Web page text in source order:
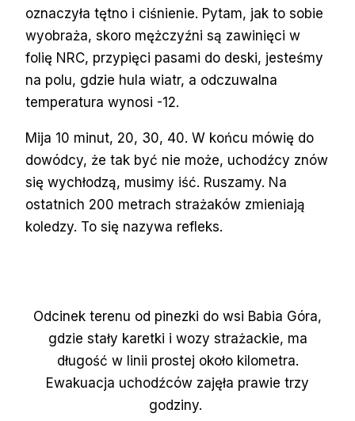
oznaczyła tętno i ciśnienie. Pytam, jak to sobie
wyobraża, skoro mężczyźni są zawinięci w
folię NRC, przypięci pasami do deski, jesteśmy
na polu, gdzie hula wiatr, a odczuwalna
temperatura wynosi -12.
Mija 10 minut, 20, 30, 40. W końcu mówię do
dowódcy, że tak być nie może, uchodźcy znów
się wychłodzą, musimy iść. Ruszamy. Na
ostatnich 200 metrach strażaków zmieniają
koledzy. To się nazywa refleks.
Odcinek terenu od pinezki do wsi Babia Góra,
gdzie stały karetki i wozy strażackie, ma
długość w linii prostej około kilometra.
Ewakuacja uchodźców zajęła prawie trzy
godziny.